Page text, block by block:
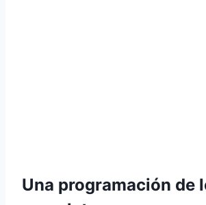
Una programación de